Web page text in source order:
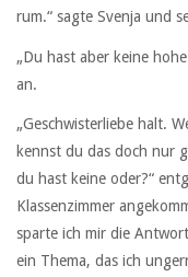
rum.“ sagte Svenja und
„Du hast aber keine
an.
„Geschwisterliebe halt.
kennst du das doch nur
du hast keine oder?“
Klassenzimmer
sparte ich mir die
ein Thema, das ich